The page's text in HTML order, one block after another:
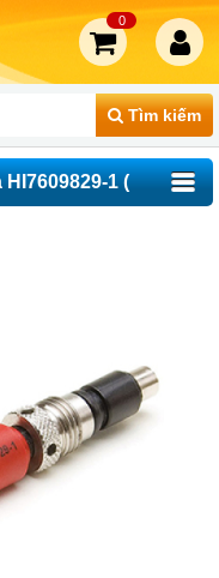
Tìm kiếm
0
1 (